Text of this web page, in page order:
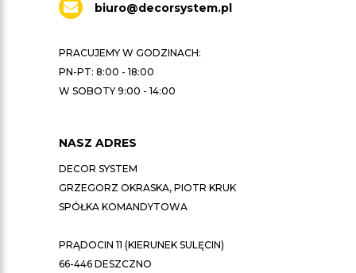
biuro@decorsystem.pl
PRACUJEMY W GODZINACH:
PN-PT: 8:00 - 18:00
W SOBOTY 9:00 - 14:00
NASZ ADRES
DECOR SYSTEM
GRZEGORZ OKRASKA, PIOTR KRUK
SPÓŁKA KOMANDYTOWA
PRĄDOCIN 11 (KIERUNEK SULĘCIN)
66-446 DESZCZNO